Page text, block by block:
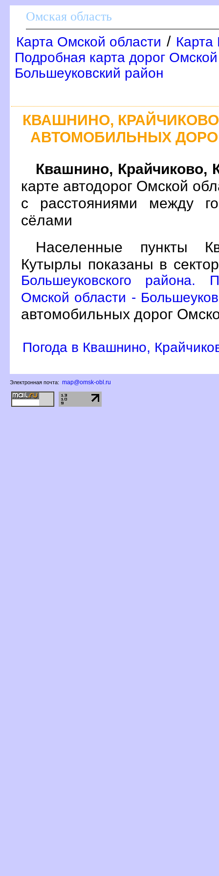
Омская область
Карта Омской области / Карта
Подробная карта дорог
Большеуковский район
КВАШНИНО,
АВТОМОБИЛЬНЫХ
Квашнино, Крайчиково,
карте автодорог Омской
с расстояниями между
сёлами
Населенные пункты
Кутырлы показаны в
Большеуковского района.
Омской области -
автомобильных дорог
Погода в Квашнино,
Электронная почта: map@omsk-obl.ru